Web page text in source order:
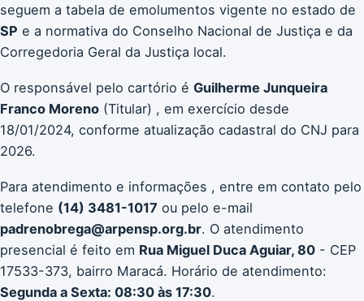
seguem a tabela de emolumentos vigente no estado de
SP e a normativa do Conselho Nacional de Justiça e da
Corregedoria Geral da Justiça local.
O responsável pelo cartório é Guilherme Junqueira
Franco Moreno (Titular) , em exercício desde
18/01/2024, conforme atualização cadastral do CNJ para
2026.
Para atendimento e informações , entre em contato pelo
telefone (14) 3481-1017 ou pelo e-mail
padrenobrega@arpensp.org.br. O atendimento
presencial é feito em Rua Miguel Duca Aguiar, 80 - CEP
17533-373, bairro Maracá. Horário de atendimento:
Segunda a Sexta: 08:30 às 17:30.